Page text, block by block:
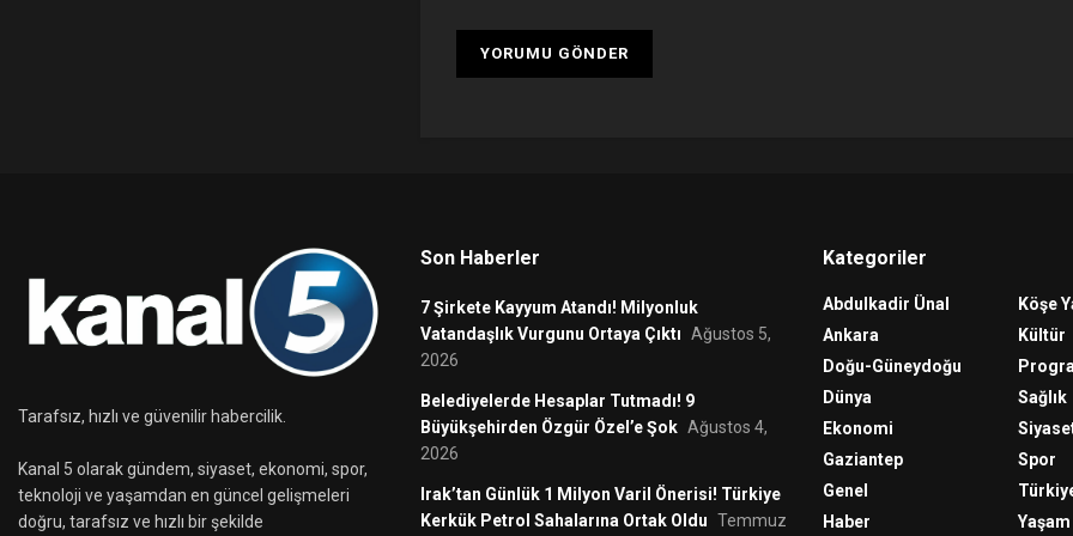
Tarafsız, hızlı ve güvenilir habercilik.
Kanal 5 olarak gündem, siyaset, ekonomi, spor,
teknoloji ve yaşamdan en güncel gelişmeleri
doğru, tarafsız ve hızlı bir şekilde
Son Haberler
7 Şirkete Kayyum Atandı! Milyonluk
Vatandaşlık Vurgunu Ortaya Çıktı Ağustos 5,
2026
Belediyelerde Hesaplar Tutmadı! 9
Büyükşehirden Özgür Özel’e Şok Ağustos 4,
2026
Irak’tan Günlük 1 Milyon Varil Önerisi! Türkiye
Kerkük Petrol Sahalarına Ortak Oldu Temmuz
Kategoriler
Abdulkadir Ünal
Ankara
Doğu-Güneydoğu
Dünya
Ekonomi
Gaziantep
Genel
Haber
Köşe
Kültür
Sağlık
Spor
Yaşam